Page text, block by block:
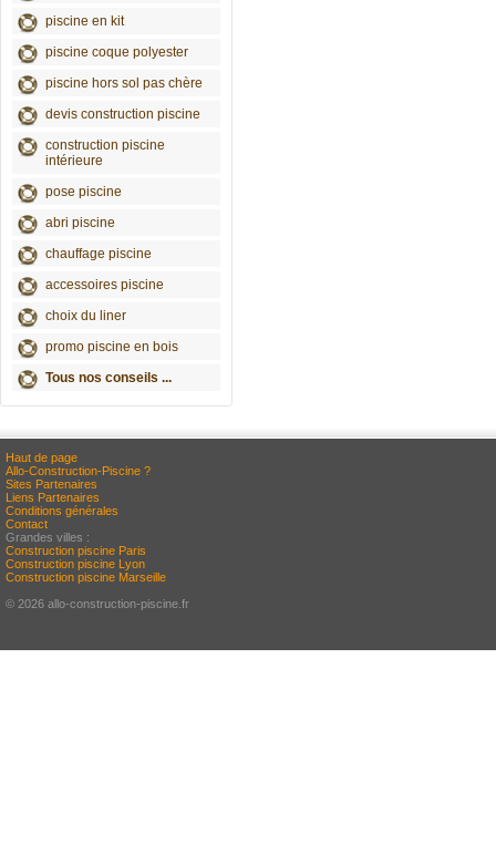
piscine en kit
piscine coque polyester
piscine hors sol pas chère
devis construction piscine
construction piscine
intérieure
pose piscine
abri piscine
chauffage piscine
accessoires piscine
choix du liner
promo piscine en bois
Tous nos conseils ...
Haut de page
Allo-Construction-Piscine ?
Sites Partenaires
Liens Partenaires
Conditions générales
Contact
Grandes villes :
Construction piscine Paris
Construction piscine Lyon
Construction piscine Marseille
© 2026 allo-construction-piscine.fr